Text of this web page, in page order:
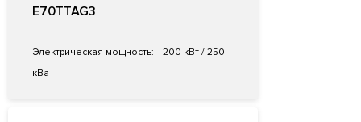
E70TTAG3
Электрическая мощность:
200 кВт / 250
кВа